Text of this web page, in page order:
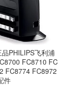
PHILIPS飞利浦
FC8710 FC
FC8774 FC8972
件